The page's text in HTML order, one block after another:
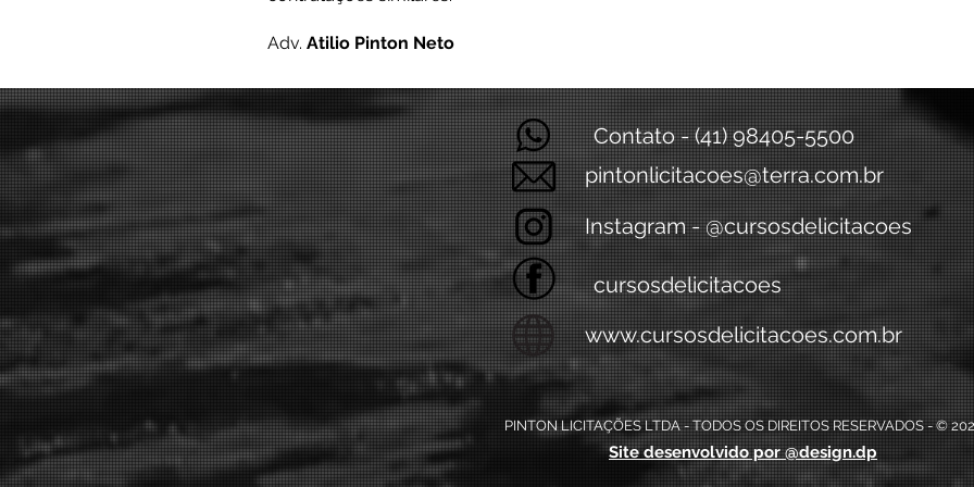
Adv. Atilio Pinton Neto
Contato - (41) 98405-5500
pintonlicitacoes@terra.com.br
Instagram - @cursosdelicitacoes
cursosdelicitacoes
www.cursosdelicitacoes.com.br
PINTON LICITAÇÕES LTDA - TODOS OS DIREITOS RESERVADOS - ©
Site desenvolvido por @design.dp